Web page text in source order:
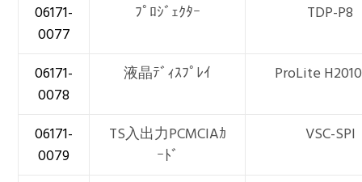
06171-
0077
ﾌﾟﾛｼﾞｪｸﾀｰ TDP-P8
06171-
0078
液晶ﾃﾞｨｽﾌﾟﾚｲ ProLite
06171-
0079
TS入出力PCMCIAｶ
ｰﾄﾞ
VSC-SPI